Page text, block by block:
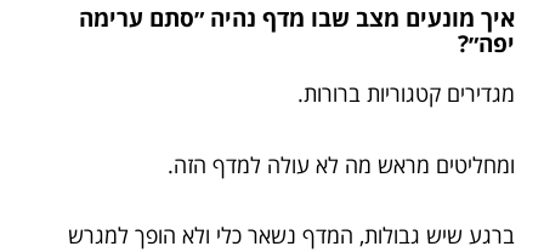
איך מונעים מצב שבו מדף נהיה ״סתם ערימה
יפה״?
מגדירים קטגוריות ברורות.
ומחליטים מראש מה לא עולה למדף הזה.
ברגע שיש גבולות, המדף נשאר כלי ולא הופך למגרש